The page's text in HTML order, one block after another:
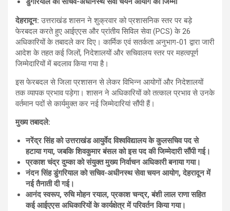
देहरादून: उत्तराखंड शासन ने शुक्रवार को प्रशासनिक स्तर पर बड़े
फेरबदल करते हुए आईएएस और प्रांतीय सिविल सेवा (PCS) के 26
अधिकारियों के तबादले कर दिए। कार्मिक एवं सतर्कता अनुभाग-01 द्वारा जारी
आदेश के तहत कई जिलों, निदेशालयों और सचिवालय स्तर पर महत्वपूर्ण
जिम्मेदारियों में बदलाव किया गया है।
इस फेरबदल से जिला प्रशासन से लेकर विभिन्न आयोगों और निदेशालयों
तक व्यापक प्रभाव पड़ेगा। शासन ने अधिकारियों को तत्काल प्रभाव से उनके
वर्तमान पदों से कार्यमुक्त कर नई जिम्मेदारियां सौंपी हैं।
मुख्य तबादले:
नरेंद्र सिंह को उत्तराखंड आयुर्वेद विश्वविद्यालय के कुलसचिव पद से
हटाया गया, जबकि शिवकुमार बंसल को इस पद की जिम्मेदारी सौंपी गई।
प्रकाश चंद्र दुम्का को संयुक्त मुख्य निर्वाचन अधिकारी बनाया गया।
नंदन सिंह डुंगरियाल को सचिव-अधीनस्थ सेवा चयन आयोग, देहरादून में
नई तैनाती दी गई।
आनंद स्वरूप, रुचि मोहन रयाल, प्रकाश चन्द्र, बंशी लाल राणा सहित
कई आईएएस अधिकारियों के कार्यक्षेत्र में परिवर्तन किया गया।